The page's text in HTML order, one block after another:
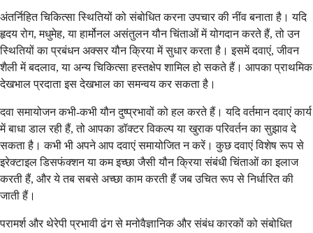
अंतर्निहित चिकित्सा स्थितियों को संबोधित करना उपचार की नींव बनाता है। यदि
हृदय रोग, मधुमेह, या हार्मोनल असंतुलन यौन चिंताओं में योगदान करते हैं, तो उन
स्थितियों का प्रबंधन अक्सर यौन क्रिया में सुधार करता है। इसमें दवाएं, जीवन
शैली में बदलाव, या अन्य चिकित्सा हस्तक्षेप शामिल हो सकते हैं। आपका प्राथमिक
देखभाल प्रदाता इस देखभाल का समन्वय कर सकता है।
दवा समायोजन कभी-कभी यौन दुष्प्रभावों को हल करते हैं। यदि वर्तमान दवाएं कार्य
में बाधा डाल रही हैं, तो आपका डॉक्टर विकल्प या खुराक परिवर्तन का सुझाव दे
सकता है। कभी भी अपने आप दवाएं समायोजित न करें। कुछ दवाएं विशेष रूप से
इरेक्टाइल डिसफंक्शन या कम इच्छा जैसी यौन क्रिया संबंधी चिंताओं का इलाज
करती हैं, और ये तब सबसे अच्छा काम करती हैं जब उचित रूप से निर्धारित की
जाती हैं।
परामर्श और थेरेपी प्रभावी ढंग से मनोवैज्ञानिक और संबंध कारकों को संबोधित